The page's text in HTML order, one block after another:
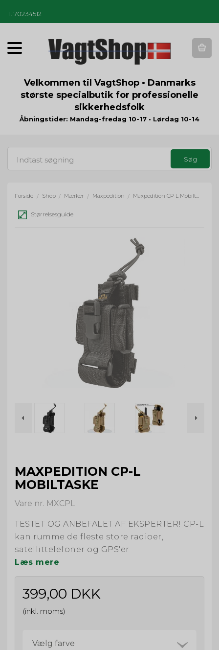
T 70234512
T
o
g
a
t
n
Velkommen til VagtShop • Danmarks
største specialbutik for professionelle
sikkerhedsfolk
Åbningstider: Mandag-fredag 10-17 • Lørdag 10-14
Forside / Shop / Mærker / Maxpedition / Maxpedition CP-L Mobiltaske
Størrelsesguide
MAXPEDITION CP-L
MOBILTASKE
Vare nr. MXCPL
TESTET OG ANBEFALET AF EKSPERTER! CP-L
kan rumme de fleste store radioer,
satellittelefoner og GPS'er
Læs mere
399,00 DKK
(inkl. moms)
Vælg farve